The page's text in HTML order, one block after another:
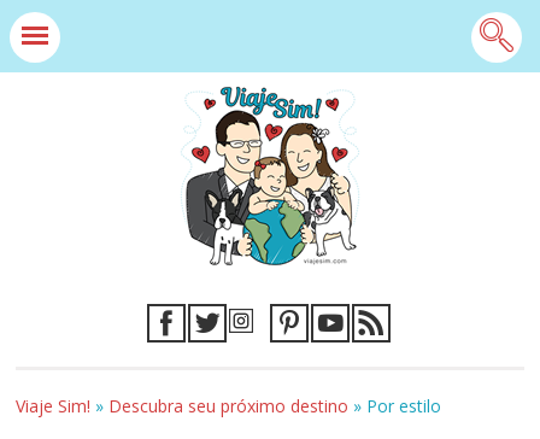
Viaje Sim! » Descubra seu próximo destino » Por estilo